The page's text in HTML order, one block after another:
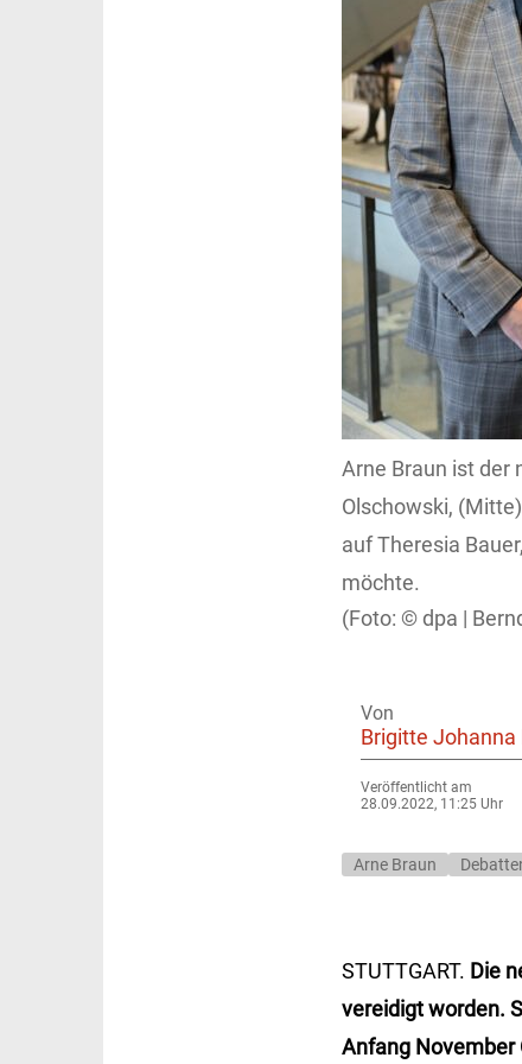
Arne Braun ist der
Olschowski,
auf Theresia
möchte.
dpa |
Von
Brigitte
Veröffentlicht am
28.09.2022, 11:25 Uhr
Arne Braun
STUTTGART. Die
vereidigt worden.
Anfang November